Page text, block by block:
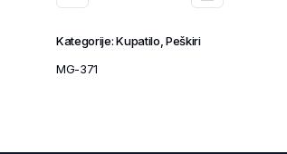
Kategorije:Kupatilo Peškiri
MG-371